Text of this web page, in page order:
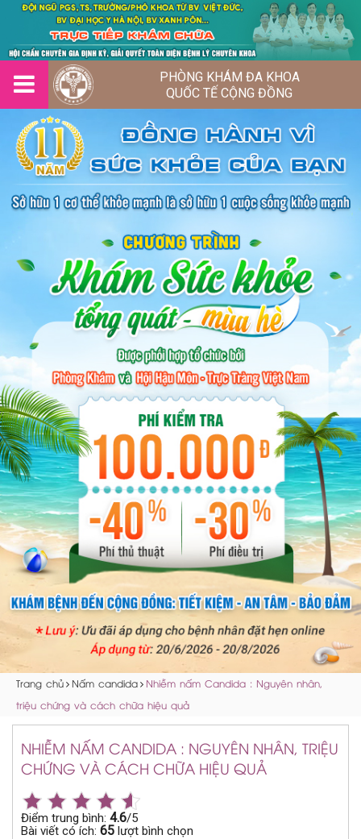
PHÒNG KHÁM ĐA KHOA
QUỐC TẾ CỘNG ĐỒNG
Trang chủ Nấm candida
Nhiễm nấm Candida : Nguyên nhân,
triệu chứng và cách chữa hiệu quả
NHIỄM NẤM CANDIDA : NGUYÊN NHÂN, TRIỆU
CHỨNG VÀ CÁCH CHỮA HIỆU QUẢ
Điểm trung bình: 4.6/5
Bài viết có ích: 65 lượt bình chọn